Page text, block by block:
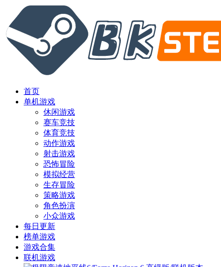
首页
单机游戏
休闲游戏
赛车竞技
体育竞技
动作游戏
射击游戏
恐怖冒险
模拟经营
生存冒险
策略游戏
角色扮演
小众游戏
每日更新
榜单游戏
游戏合集
联机游戏